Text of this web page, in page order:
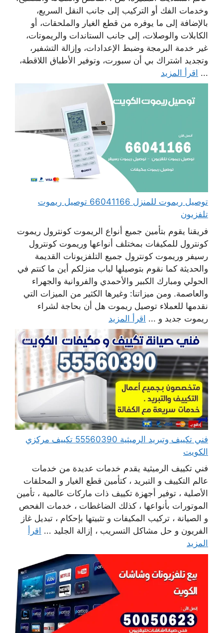
وخدمات الفك أو التركيب إلى جانب النقل السريع،
بالإضافة إلى ما يوفره من قطع الغيار والملحقات، أو
الكابلات والوصلات، إلى جانب الستاندات والريموتات،
غير خدمة البرمجة وضبط الإعدادات، وإزالة التشفير،
وتجديد اشتراك بي أن سبورت، وتوفير الأطباق اللاقطة،
... اقرأ المزيد
توصيل ريموت للمنزل 66041166 توصيل ريموت
تلفزيون
فريقنا يقوم بتأمين جميع أنواع الريموت كونترول ريموت
كونترول للمكيفات بمختلف أنواعها وريموت كونترول
رسيفر وريموت كونترول جميع التلفزيونات القديمة
والحديثة كما نقوم بتوصيلها لباب منزلكم أين ما كنتم في
الحولي ومبارك الكبير والأحمدي والفروانية والجهراء
والعاصمة. ومن ميزاتنا: وغيرها الكثير من الميزات التي
نقدمها للعملاء توصيل ريموت هل أن بحاجة لشراء
ريموت جديد و ... اقرأ المزيد
فني تكييف وتبريد الرميثية 55560390 تكييف مركزي
الكويت
فني تكييف الرميثية يقدم خدمات عديدة من خدمات
عالم التكييف و التبريد ، كتأمين قطع الغيار و المحلقات
الأصلية ، توفير أجهزة تكييف ذات ماركات عالمية ، تأمين
الموتورات بأنواعها ، كذلك الضاغطات ، خدمات الفحص
و الصيانة ، تركيب المكيفات و تثبيتها بإحكام ، تبديل غاز
الفريون و حل مشاكل التسريب ، إزالة الجليد ... اقرأ
المزيد